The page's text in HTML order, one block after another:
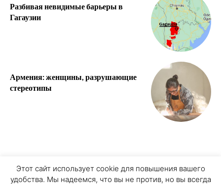
Разбивая невидимые барьеры в
Гагаузии
Армения: женщины, разрушающие
стереотипы
Этот сайт использует cookie для повышения вашего
удобства. Мы надеемся, что вы не против, но вы всегда